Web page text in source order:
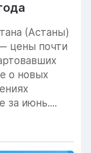
(Астаны)
цены почти
о новых
за июнь....